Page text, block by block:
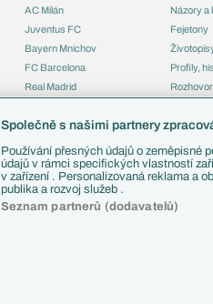
AC Milán
Juventus FC
Bayern Mnichov
FC Barcelona
Real Madrid
Názory a
Fejetony
Profily,
Společně s našimi partnery
Používání přesných údajů o zeměpisné
údajů v rámci specifických vlastností
v zařízení . Personalizovaná reklama a
publika a rozvoj služeb .
Seznam partnerů (dodavatelů)